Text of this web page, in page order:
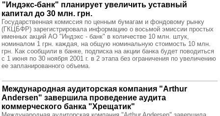
"Индэкс-банк" планирует увеличить уставный
капитал до 30 млн. грн.
Государственная комиссия по ценным бумагам и фондовому рынку
(ГКЦБФР) зарегистрировала информацию о восьмой эмиссии простых
именных акций АО "Индэкс - банк" в количестве 10 млн. штук,
номиналом 1 грн. каждая, на общую номинальную стоимость 10 млн.
грн. Как сообщили в банке, подписка на акции банка будет поводиться
с 1 июня по 30 ноября 2001 г. в 2 этапа без ограничения по увеличению
ее запланированного объема.
Международная аудиторская компания "Arthur
Andersen" завершила проведение аудита
коммерческого банка "Хрещатик"